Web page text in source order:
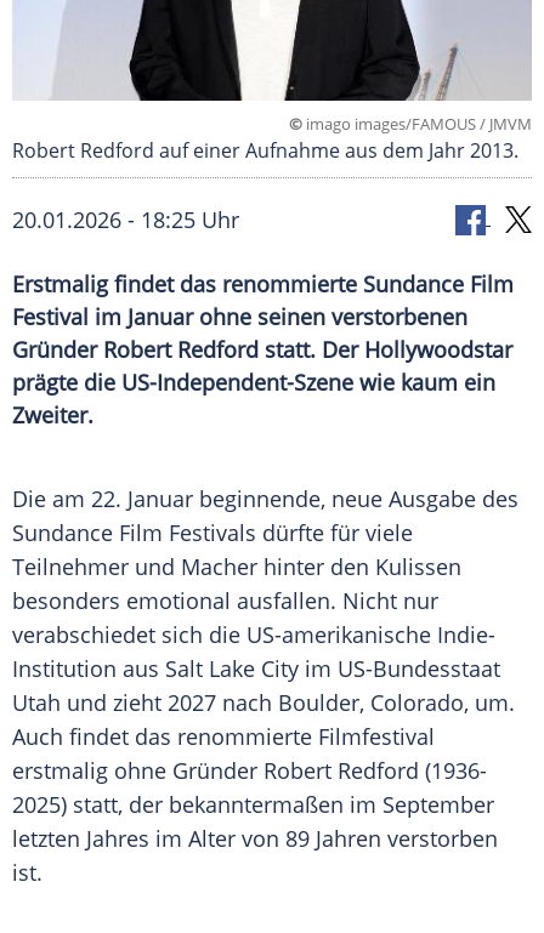
© imago images/FAMOUS / JMVM
Robert Redford auf einer Aufnahme aus dem Jahr 2013.
20.01.2026 - 18:25 Uhr
Erstmalig findet das renommierte Sundance Film
Festival im Januar ohne seinen verstorbenen
Gründer Robert Redford statt. Der Hollywoodstar
prägte die US-Independent-Szene wie kaum ein
Zweiter.
Die am 22. Januar beginnende, neue Ausgabe des
Sundance Film Festivals dürfte für viele
Teilnehmer und Macher hinter den Kulissen
besonders emotional ausfallen. Nicht nur
verabschiedet sich die US-amerikanische Indie-
Institution aus Salt Lake City im US-Bundesstaat
Utah und zieht 2027 nach Boulder, Colorado, um.
Auch findet das renommierte Filmfestival
erstmalig ohne Gründer Robert Redford (1936-
2025) statt, der bekanntermaßen im September
letzten Jahres im Alter von 89 Jahren verstorben
ist.